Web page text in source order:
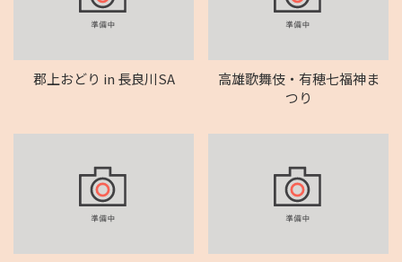
郡上おどり in 長良川SA
高雄歌舞伎・有穂七福神ま
つり